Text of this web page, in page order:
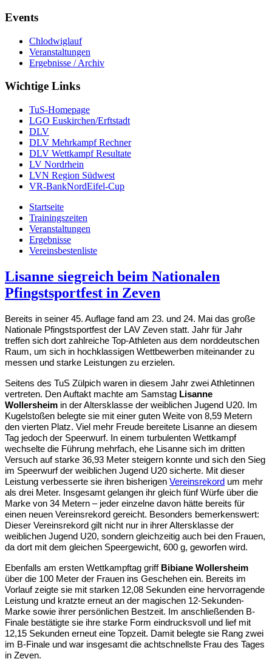
Events
Chlodwiglauf
Veranstaltungen
Ergebnisse / Archiv
Wichtige Links
TuS-Homepage
LGO Euskirchen/Erftstadt
DLV
DLV Mehrkampf Rechner
DLV Wettkampf Resultate
LV Nordrhein
LVN Region Südwest
VR-BankNordEifel-Cup
Startseite
Trainingszeiten
Veranstaltungen
Ergebnisse
Vereinsbestenliste
Lisanne siegreich beim Nationalen
Pfingstsportfest in Zeven
Bereits in seiner 45. Auflage fand am 23. und 24. Mai das große
Nationale Pfingstsportfest der LAV Zeven statt. Jahr für Jahr
treffen sich dort zahlreiche Top-Athleten aus dem norddeutschen
Raum, um sich in hochklassigen Wettbewerben miteinander zu
messen und starke Leistungen zu erzielen.
Seitens des TuS Zülpich waren in diesem Jahr zwei Athletinnen
vertreten. Den Auftakt machte am Samstag Lisanne
Wollersheim in der Altersklasse der weiblichen Jugend U20. Im
Kugelstoßen belegte sie mit einer guten Weite von 8,59 Metern
den vierten Platz. Viel mehr Freude bereitete Lisanne an diesem
Tag jedoch der Speerwurf. In einem turbulenten Wettkampf
wechselte die Führung mehrfach, ehe Lisanne sich im dritten
Versuch auf starke 36,93 Meter steigern konnte und sich den Sieg
im Speerwurf der weiblichen Jugend U20 sicherte. Mit dieser
Leistung verbesserte sie ihren bisherigen Vereinsrekord um mehr
als drei Meter. Insgesamt gelangen ihr gleich fünf Würfe über die
Marke von 34 Metern – jeder einzelne davon hätte bereits für
einen neuen Vereinsrekord gereicht. Besonders bemerkenswert:
Dieser Vereinsrekord gilt nicht nur in ihrer Altersklasse der
weiblichen Jugend U20, sondern gleichzeitig auch bei den Frauen,
da dort mit dem gleichen Speergewicht, 600 g, geworfen wird.
Ebenfalls am ersten Wettkampftag griff Bibiane Wollersheim
über die 100 Meter der Frauen ins Geschehen ein. Bereits im
Vorlauf zeigte sie mit starken 12,08 Sekunden eine hervorragende
Leistung und kratzte erneut an der magischen 12-Sekunden-
Marke sowie ihrer persönlichen Bestzeit. Im anschließenden B-
Finale bestätigte sie ihre starke Form eindrucksvoll und lief mit
12,15 Sekunden erneut eine Topzeit. Damit belegte sie Rang zwei
im B-Finale und war insgesamt die achtschnellste Frau des Tages
in Zeven.